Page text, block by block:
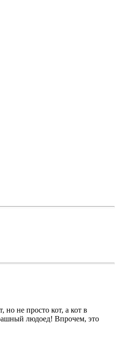
но не просто кот, а кот в
людоед! Впрочем, это